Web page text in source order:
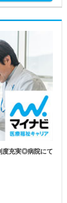
度充実◎病院にて